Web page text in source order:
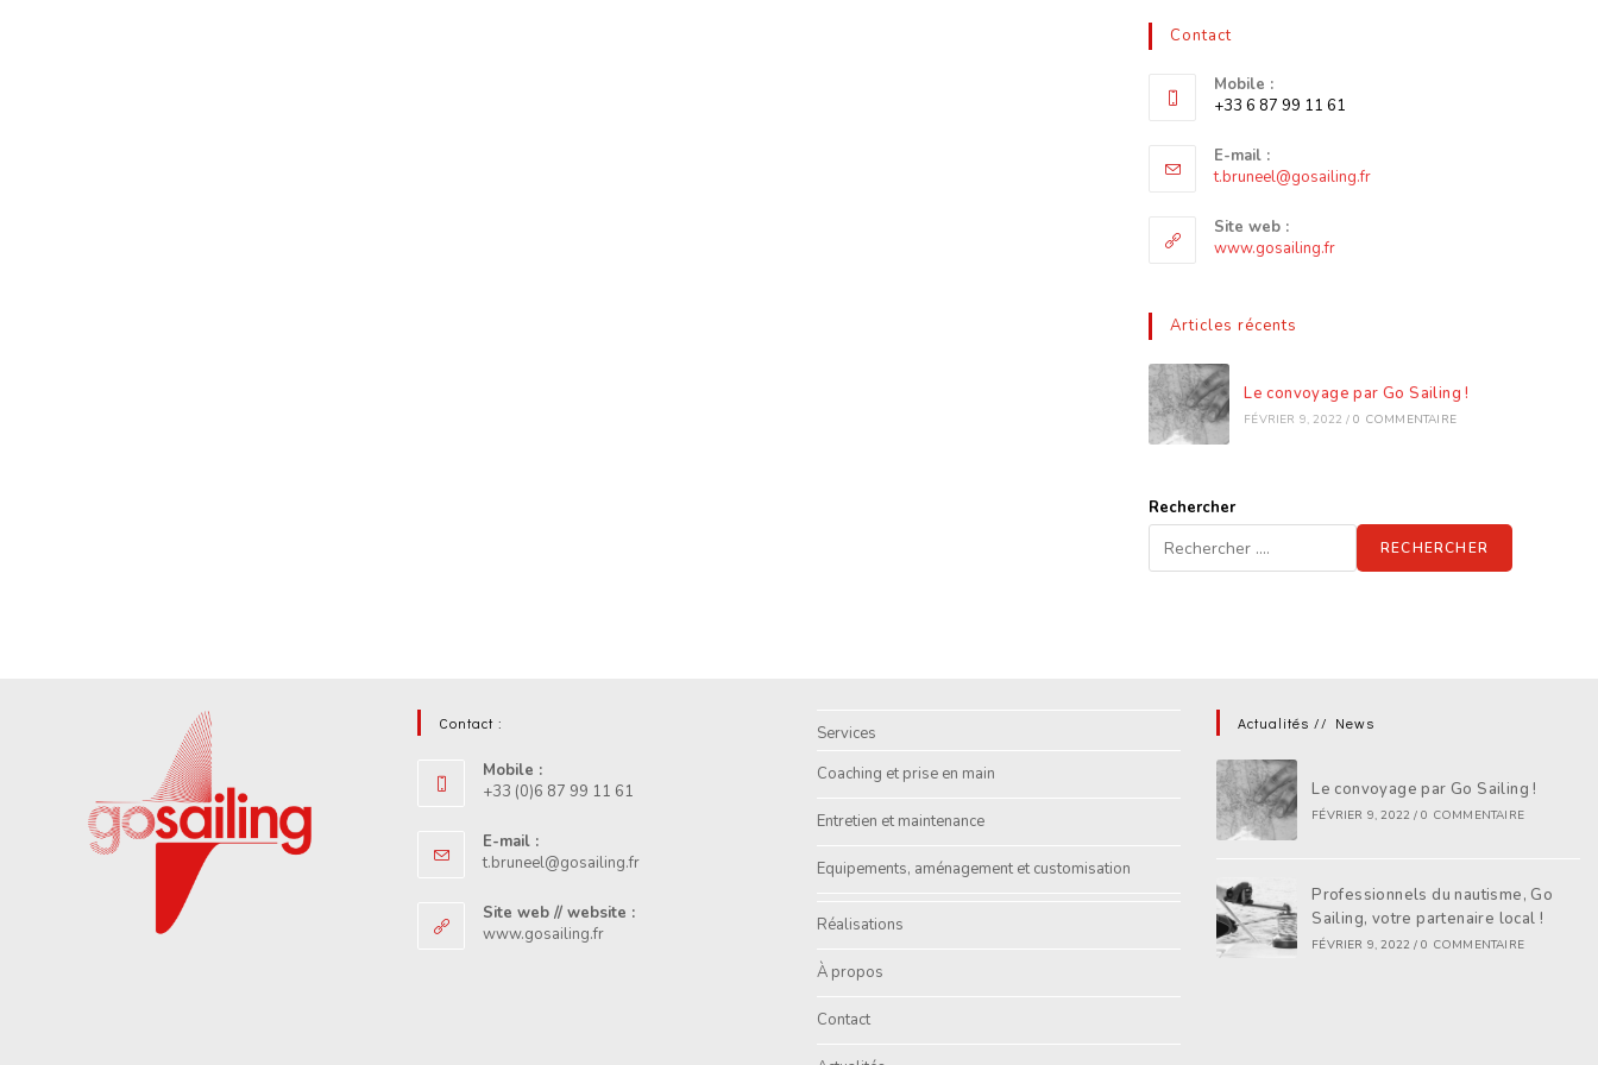
Contact
Mobile :
+33 6 87 99 11 61
E-mail :
t.bruneel@gosailing.fr
Site web :
www.gosailing.fr
Articles récents
Le convoyage par Go Sailing !
FÉVRIER 9, 2022 / 0 COMMENTAIRE
Rechercher
RECHERCHER
Contact :
Mobile :
+33 (0)6 87 99 11 61
E-mail :
t.bruneel@gosailing.fr
Site web // website :
www.gosailing.fr
Services
Coaching et prise en main
Entretien et maintenance
Equipements, aménagement et customisation
Réalisations
À propos
Contact
Actualités // News
Le convoyage par Go Sailing !
FÉVRIER 9, 2022 / 0 COMMENTAIRE
Professionnels du nautisme, Go
Sailing, votre partenaire local !
FÉVRIER 9, 2022 / 0 COMMENTAIRE